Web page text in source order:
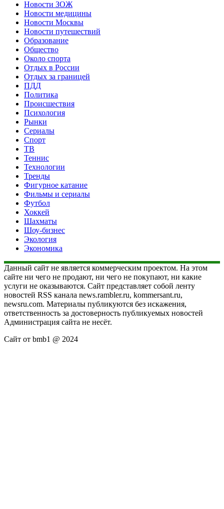
Новости ЗОЖ
Новости медицины
Новости Москвы
Новости путешествий
Образование
Общество
Около спорта
Отдых в России
Отдых за границей
ПДД
Политика
Происшествия
Психология
Рынки
Сериалы
Спорт
ТВ
Теннис
Технологии
Тренды
Фигурное катание
Фильмы и сериалы
Футбол
Хоккей
Шахматы
Шоу-бизнес
Экология
Экономика
Данный сайт не является коммерческим проектом. На этом
сайте ни чего не продают, ни чего не покупают, ни какие
услуги не оказываются. Сайт представляет собой ленту
новостей RSS канала news.rambler.ru, kommersant.ru,
newsru.com. Материалы публикуются без искажения,
ответственность за достоверность публикуемых новостей
Администрация сайта не несёт.
Сайт от bmb1 @ 2024